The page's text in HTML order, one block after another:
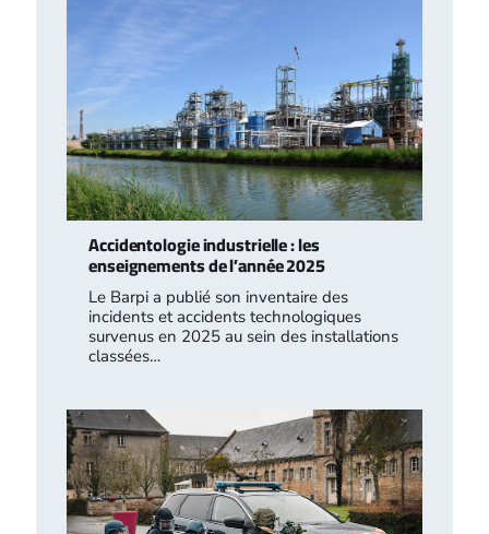
Accidentologie industrielle : les
enseignements de l’année 2025
Le Barpi a publié son inventaire des
incidents et accidents technologiques
survenus en 2025 au sein des installations
classées…